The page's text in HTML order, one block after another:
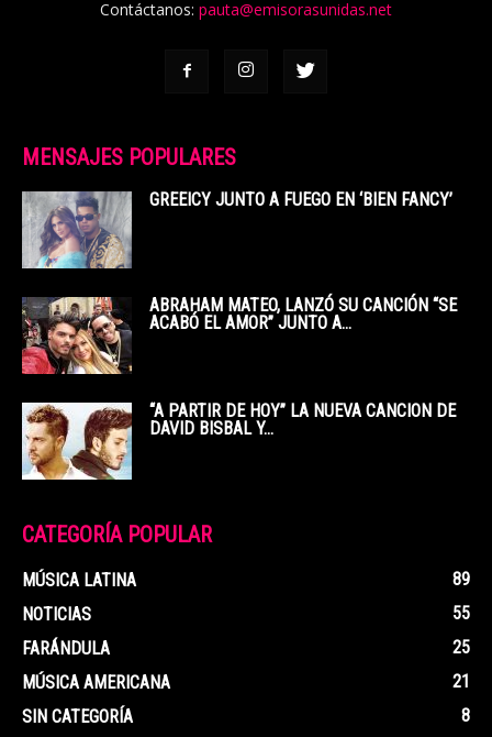
Contáctanos: pauta@emisorasunidas.net
MENSAJES POPULARES
GREEICY JUNTO A FUEGO EN ‘BIEN FANCY’
ABRAHAM MATEO, LANZÓ SU CANCIÓN “SE
ACABÓ EL AMOR” JUNTO A...
“A PARTIR DE HOY” LA NUEVA CANCION DE
DAVID BISBAL Y...
CATEGORÍA POPULAR
MÚSICA LATINA
89
NOTICIAS
55
FARÁNDULA
25
MÚSICA AMERICANA
21
SIN CATEGORÍA
8